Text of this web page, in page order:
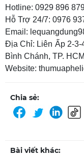
Hotline: 0929 896
Hỗ Trợ 24/7: 0976
Email:
Địa Chỉ: Liên Ấp 2-3-
Bình Chánh, TP. HCM
Website:
Chia sẻ:
Bài viết khác: